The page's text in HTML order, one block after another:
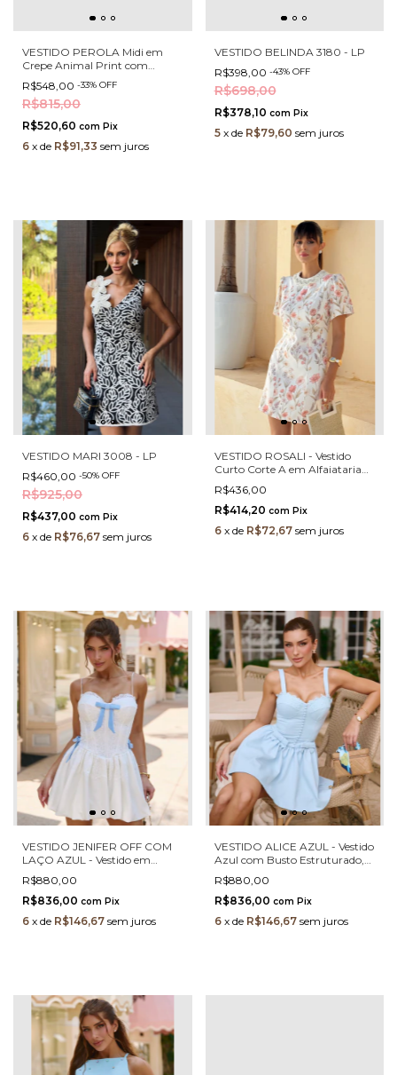
VESTIDO PEROLA Midi em
Crepe Animal Print com
Recortes
R$548,00 -33% OFF
R$815,00
R$520,60 com Pix
6 x de R$91,33 sem juros
VESTIDO BELINDA 3180 - LP
R$398,00 -43% OFF
R$698,00
R$378,10 com Pix
5 x de R$79,60 sem juros
VESTIDO MARI 3008 - LP
R$460,00 -50% OFF
R$925,00
R$437,00 com Pix
6 x de R$76,67 sem juros
VESTIDO ROSALI - Vestido
Curto Corte A em Alfaiataria
Premium com Gola Bordada
em Pérolas e Maxi Laço
R$436,00
R$414,20 com Pix
6 x de R$72,67 sem juros
VESTIDO JENIFER OFF COM
LAÇO AZUL - Vestido em
Renda com Laços Decorativos e
Saia Evasê
R$880,00
R$836,00 com Pix
6 x de R$146,67 sem juros
VESTIDO ALICE AZUL - Vestido
Azul com Busto Estruturado,
Renda e Saia Evasê
R$880,00
R$836,00 com Pix
6 x de R$146,67 sem juros